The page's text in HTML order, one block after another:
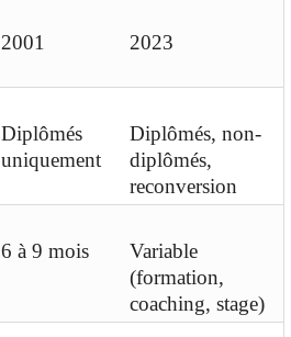
2001 2023
Diplômés
uniquement
Diplômés, non-
diplômés,
reconversion
6 à 9 mois
Variable
(formation,
coaching, stage)